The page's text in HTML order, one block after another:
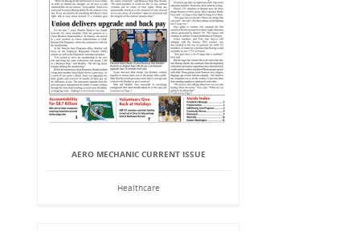
AERO MECHANIC CURRENT ISSUE
Healthcare